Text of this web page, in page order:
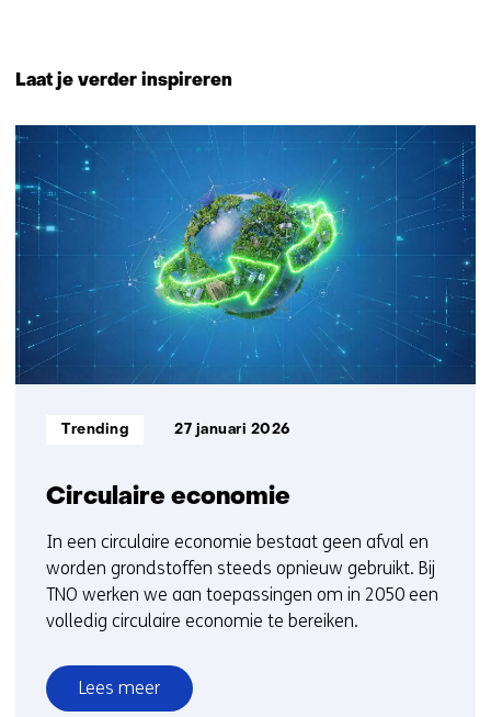
Laat je verder inspireren
1
Circulaire economie
Informatietype:
Trending 27 januari 2026
In een circulaire economie bestaat geen afval en
worden grondstoffen steeds opnieuw gebruikt. Bij
TNO werken we aan toepassingen om in 2050 een
volledig circulaire economie te bereiken.
Lees meer